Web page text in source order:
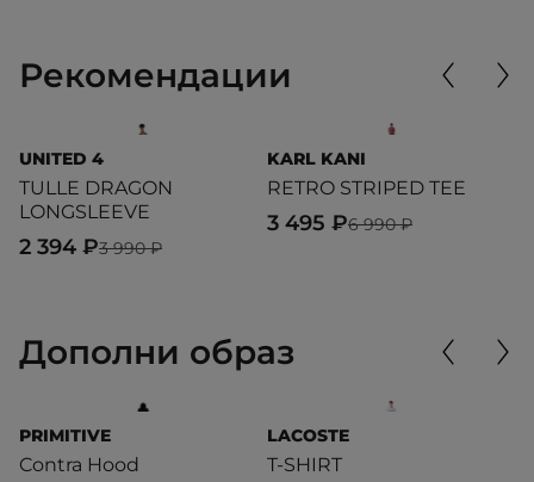
Рекомендации
UNITED 4
TULLE DRAGON
LONGSLEEVE
3 990 ₽
2 394 ₽
KARL KANI
RETRO STRIPED TEE
6 990 ₽
3 495 ₽
Дополни образ
PRIMITIVE
Contra Hood
LACOSTE
T-SHIRT